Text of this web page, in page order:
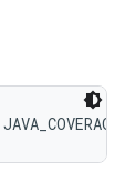
JAVA_COVERAGE